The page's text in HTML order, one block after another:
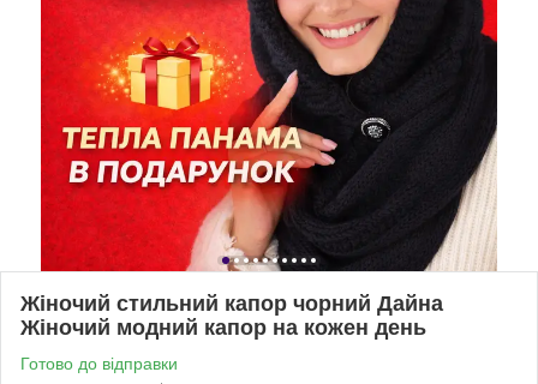
Жіночий стильний капор чорний Дайна
Жіночий модний капор на кожен день
Готово до відправки